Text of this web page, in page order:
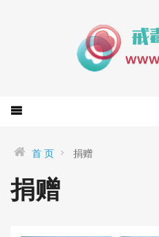
首 页 捐赠
捐赠